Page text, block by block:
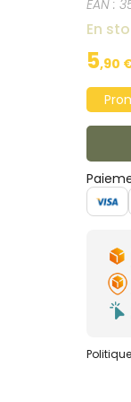
EAN :
En
5,90